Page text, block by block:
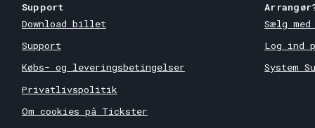
Support
Download billet
Support
Købs- og leveringsbetingelser
Privatlivspolitik
Om cookies på Tickster
Sælg
Log ind
System